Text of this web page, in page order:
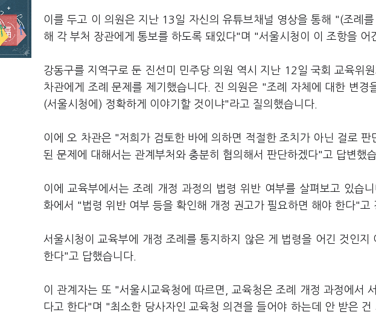
이를 두고 이 의원은 지난 13일 자신의 유튜브채널 영상을 통해 "(조례
해 각 부처 장관에게 통보를 하도록 돼있다"며 "서울시청이 이 조항을 어
강동구를 지역구로 둔 진선미 민주당 의원 역시 지난 12일 국회 교육위
차관에게 조례 문제를 제기했습니다. 진 의원은 "조례 자체에 대한 변경
(서울시청에) 정확하게 이야기할 것이냐"라고 질의했습니다.
이에 오 차관은 "저희가 검토한 바에 의하면 적절한 조치가 아닌 걸로 판
된 문제에 대해서는 관계부처와 충분히 협의해서 판단하겠다"고 답변했
이에 교육부에서는 조례 개정 과정의 법령 위반 여부를 살펴보고 있습
화에서 "법령 위반 여부 등을 확인해 개정 권고가 필요하면 해야 한다"고
서울시청이 교육부에 개정 조례를 통지하지 않은 게 법령을 어긴 것인
한다"고 답했습니다.
이 관계자는 또 "서울시교육청에 따르면, 교육청은 조례 개정 과정에서
다고 한다"며 "최소한 당사자인 교육청 의견을 들어야 하는데 안 받은